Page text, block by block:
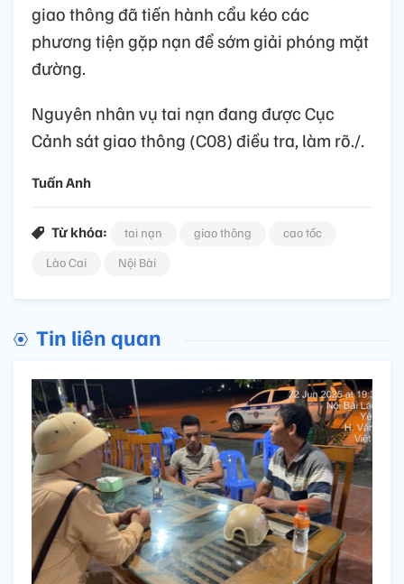
giao thông đã tiến hành cẩu kéo các
phương tiện gặp nạn để sớm giải phóng mặt
đường.
Nguyên nhân vụ tai nạn đang được Cục
Cảnh sát giao thông (C08) điều tra, làm rõ./.
Tuấn Anh
Từ khóa: tai nạn giao thông
cao tốc
Lào Cai
Nội Bài
Tin liên quan